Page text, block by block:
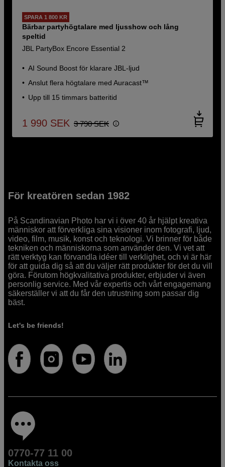
SPARA 1 800 KR
Bärbar partyhögtalare med ljusshow och lång
speltid
JBL PartyBox Encore Essential 2
AI Sound Boost för klarare JBL-ljud
Anslut flera högtalare med Auracast™
Upp till 15 timmars batteritid
1 990 SEK 3 790 SEK
För kreatören sedan 1982
På Scandinavian Photo har vi i över 40 år hjälpt kreativa
människor att förverkliga sina visioner inom fotografi, ljud,
video, film, musik, konst och teknologi. Vi brinner för både
tekniken och människorna som använder den. Vi vet att
rätt verktyg kan förvandla idéer till verklighet, och vi är här
för att guida dig så att du väljer rätt produkter för det du vill
göra. Förutom högkvalitativa produkter, erbjuder vi även
personlig service. Med vår expertis och vårt engagemang
säkerställer vi att du får den utrustning som passar dig
bäst.
Let's be friends!
0770-77 11 00
Kontakta oss